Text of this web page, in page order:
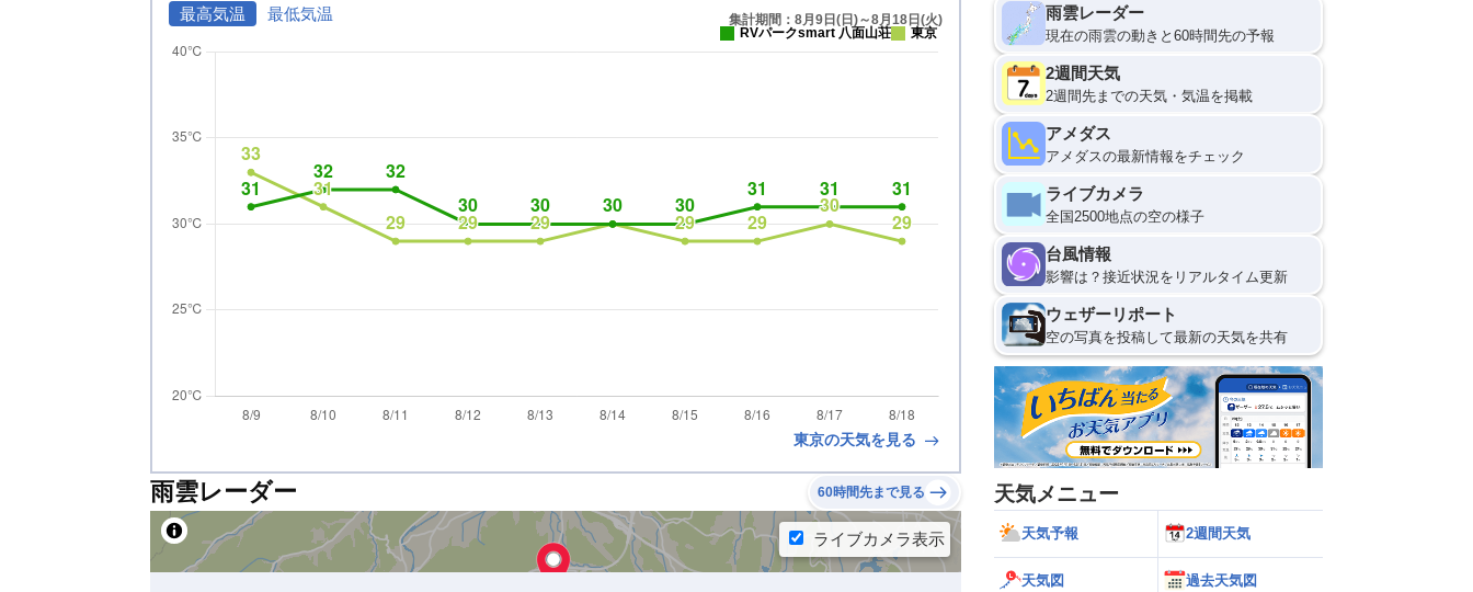
最高気温 最低気温
集計期間：8月9日(日)～8月18日(火)
RVパークsmart 八面山荘
東京
東京の天気を見る
雨雲レーダー 60時間先まで見る
雨雲レーダー
現在の雨雲の動きと60時間先の予報
2週間天気
2週間先までの天気・気温を掲載
アメダス
アメダスの最新情報をチェック
ライブカメラ
全国2500地点の空の様子
台風情報
影響は？接近状況をリアルタイム更新
ウェザーリポート
空の写真を投稿して最新の天気を共有
天気メニュー
天気予報 2週間天気
天気図 過去天気図